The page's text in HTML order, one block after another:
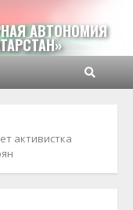
АВТОНОМИЯ
активистка